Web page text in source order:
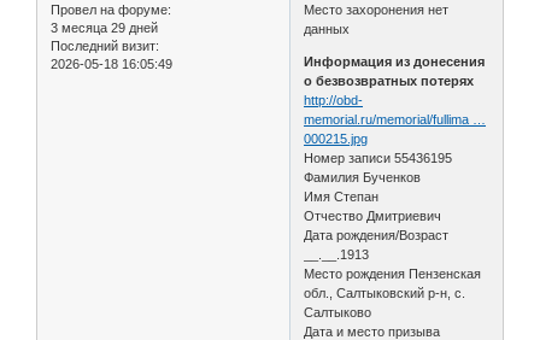
Провел на форуме:
3 месяца 29 дней
Последний визит:
2026-05-18 16:05:49
Место захоронения нет
данных
Информация из донесения
о безвозвратных потерях
http://obd-
memorial.ru/memorial/fullima …
000215.jpg
Номер записи 55436195
Фамилия Бученков
Имя Степан
Отчество Дмитриевич
Дата рождения/Возраст
__.__.1913
Место рождения Пензенская
обл., Салтыковский р-н, с.
Салтыково
Дата и место призыва